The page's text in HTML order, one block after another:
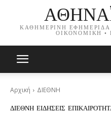
ΚΑΘΗΜΕΡΙΝΗ ΕΦΗΜΕΡΙΔΑ
ΟΙΚΟΝΟΜΙΚΗ •
Αρχική ΔΙΕΘΝΗ
ΔΙΕΘΝΗ ΕΙΔΗΣΕΙΣ